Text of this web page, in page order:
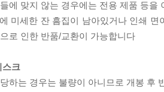
에 맞지 않는 경우에는 전용 제품 등
미세한 잔 흠집이 남아있거나 인쇄
로 인한 반품/교환이 가능합니다
크
하는 경우는 불량이 아니므로 개봉 후